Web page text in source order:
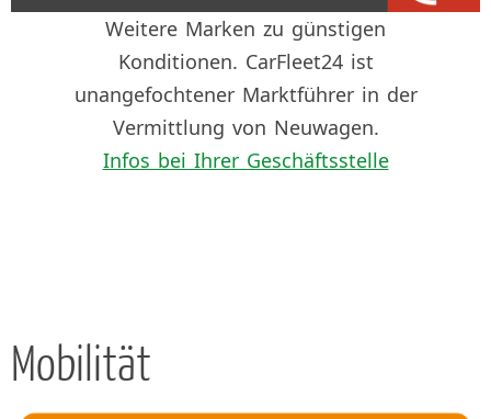
Weitere Marken zu günstigen
Konditionen. CarFleet24 ist
unangefochtener Marktführer in der
Vermittlung von Neuwagen.
Infos bei Ihrer Geschäftsstelle
Mobilität